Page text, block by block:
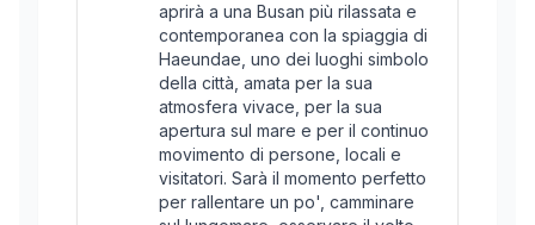
aprirà a una Busan più rilassata e
contemporanea con la spiaggia di
Haeundae, uno dei luoghi simbolo
della città, amata per la sua
atmosfera vivace, per la sua
apertura sul mare e per il continuo
movimento di persone, locali e
visitatori. Sarà il momento perfetto
per rallentare un po', camminare